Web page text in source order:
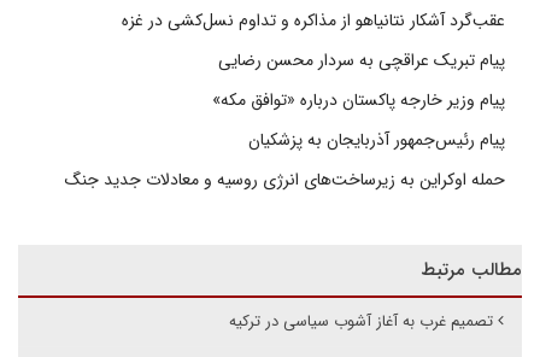
عقب‌گرد آشکار نتانیاهو از مذاکره و تداوم نسل‌کشی در غزه
پیام تبریک عراقچی به سردار محسن رضایی
پیام وزیر خارجه پاکستان درباره «توافق مکه»
پیام رئیس‌جمهور آذربایجان به پزشکیان
حمله اوکراین به زیرساخت‌های انرژی روسیه و معادلات جدید جنگ
مطالب مرتبط
تصمیم غرب به آغاز آشوب سیاسی در ترکیه